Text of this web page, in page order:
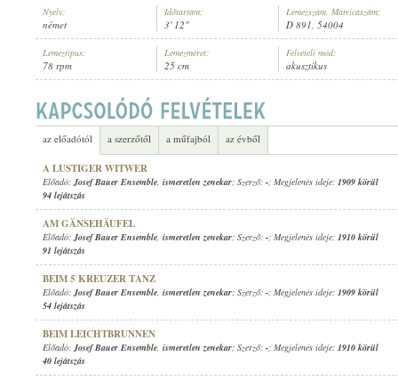
JOSEF BAUER ENSEMBLE ,ISMERETLEN ZENEKAR
Nyelv:
német
Időtartam:
3' 12"
Lemezszám, Matricaszám:
D 891, 54004
Lemeztípus:
78 rpm
Lemezméret:
25 cm
Felvételi mód:
akusztikus
az előadótól a szerzőtől a műfajból az évből
A LUSTIGER WITWER
Előadó:Josef Bauer Ensemble, ismeretlen zenekar; Szerző: -; Megjelenés ideje: 1909 körül
94 lejátszás
AM GÄNSEHÄUFEL
Előadó:Josef Bauer Ensemble, ismeretlen zenekar; Szerző: -; Megjelenés ideje: 1910 körül
91 lejátszás
BEIM 5 KREUZER TANZ
Előadó:Josef Bauer Ensemble, ismeretlen zenekar; Szerző: -; Megjelenés ideje: 1909 körül
54 lejátszás
BEIM LEICHTBRUNNEN
Előadó:Josef Bauer Ensemble, ismeretlen zenekar; Szerző: -; Megjelenés ideje: 1910 körül
40 lejátszás